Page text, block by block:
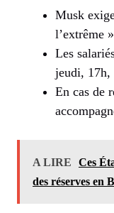
Musk
l’extrême
Les
jeudi, 17h,
En cas de
A LIRE
Ces
des réserves en